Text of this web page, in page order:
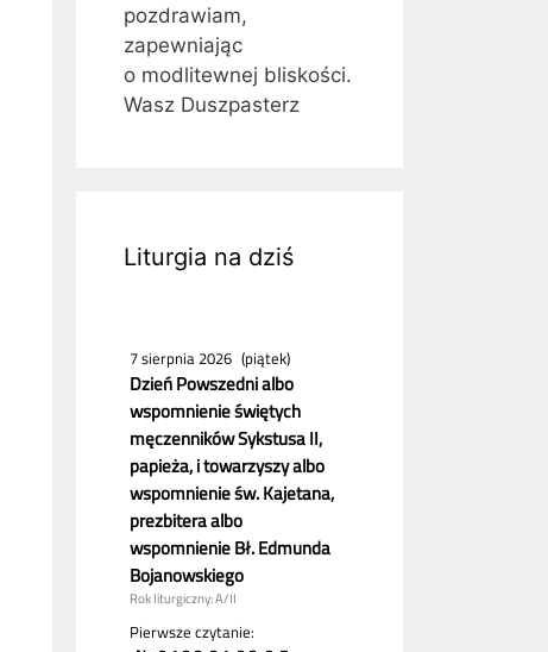
pozdrawiam,
zapewniając
o modlitewnej bliskości.
Wasz Duszpasterz
Liturgia na dziś